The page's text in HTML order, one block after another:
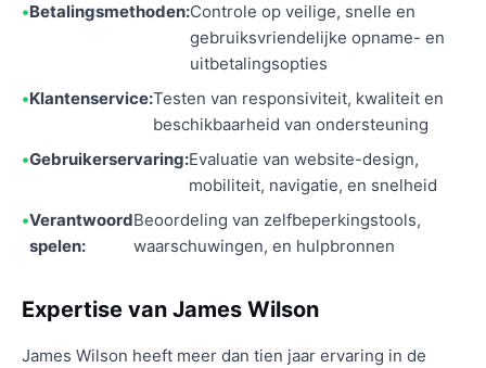
Betalingsmethoden:Controle op veilige, snelle en
gebruiksvriendelijke opname- en
uitbetalingsopties
Klantenservice:Testen van responsiviteit, kwaliteit en
beschikbaarheid van ondersteuning
Gebruikerservaring:Evaluatie van website-design,
mobiliteit, navigatie, en snelheid
Verantwoord
spelen:
Beoordeling van zelfbeperkingstools,
waarschuwingen, en hulpbronnen
Expertise van James Wilson
James Wilson heeft meer dan tien jaar ervaring in de